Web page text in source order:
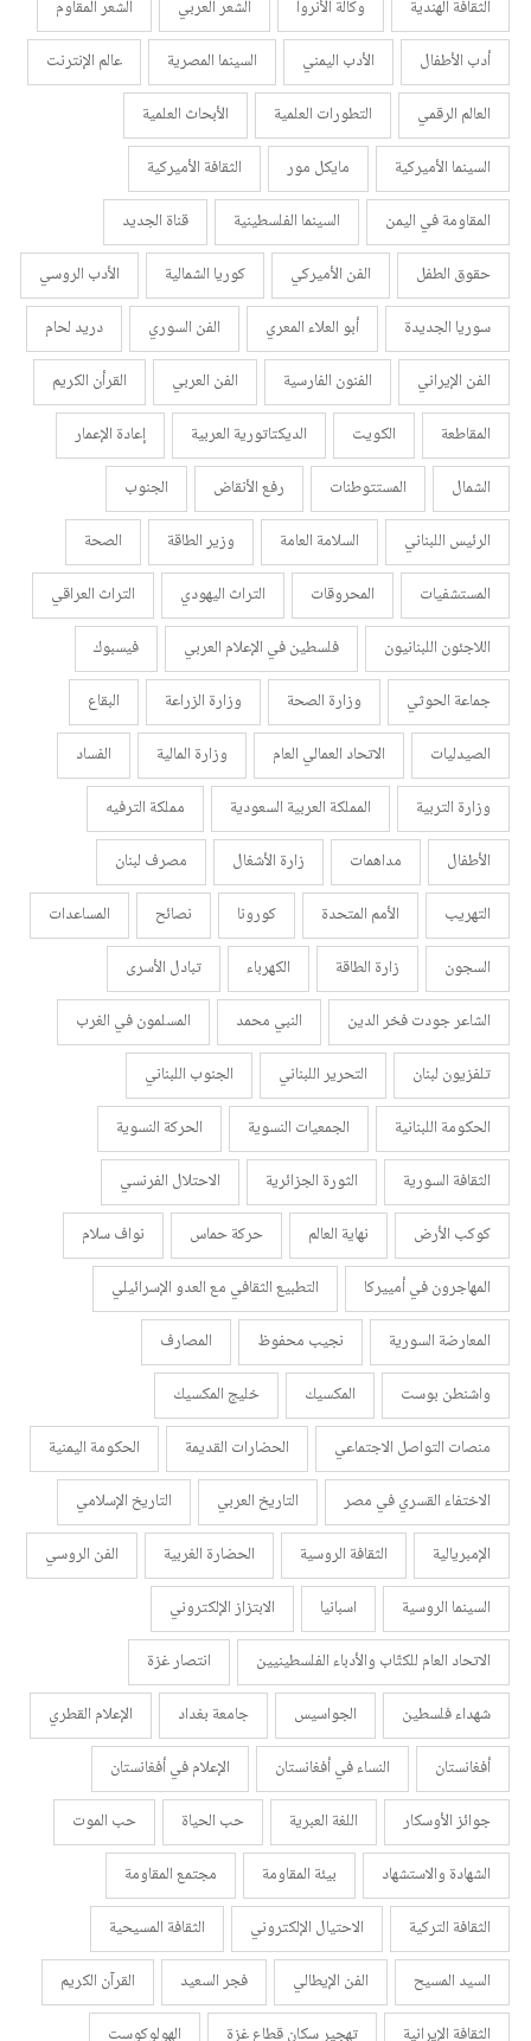
الثقافة الهندية وكالة الأنروا الشعر العربي
الشعر المقاوم
أدب الأطفال
الأدب اليمني السينما المصرية
عالم الإنترنت
العالم الرقمي
التطورات العلمية
الأبحاث العلمية
السينما الأميركية
مايكل مور
الثقافة الأميركية
المقاومة في اليمن
السينما الفلسطينية
قناة الجديد
حقوق الطفل
الفن الأميركي كوريا الشمالية
الأدب الروسي
سوريا الجديدة
أبو العلاء المعري الفن السوري
دريد لحام
الفن الإيراني
الفنون الفارسية الفن العربي
القرأن الكريم
المقاطعة
الكويت الديكتاتورية العربية
إعادة الإعمار
الشمال
المستتوطنات رفع الأنقاض
الجنوب
الرئيس اللبناني
السلامة العامة وزير الطاقة
الصحة
المستشفيات
المحروقات التراث اليهودي
التراث العراقي
اللاجئون اللبنانيون
فلسطين في الإعلام العربي
فيسبوك
جماعة الحوثي
وزارة الصحة وزارة الزراعة
البقاع
الصيدليات
الاتحاد العمالي العام وزارة المالية
الفساد
وزارة التربية
المملكة العربية السعودية
مملكة الترفيه
الأطفال
مداهمات زارة الأشغال
مصرف لبنان
التهريب
الأمم المتحدة كورونا نصائح
المساعدات
السجون
زارة الطاقة الكهرباء
تبادل الأسرى
الشاعر جودت فخر الدين
النبي محمد
المسلمون في الغرب
تلفزيون لبنان
التحرير اللبناني
الجنوب اللبناني
الحكومة اللبنانية
الجمعيات النسوية
الحركة النسوية
الثقافة السورية
الثورة الجزائرية
الاحتلال الفرنسي
كوكب الأرض
نهاية العالم حركة حماس
نواف سلام
المهاجرون في أمييركا
التطبيع الثقافي مع العدو الإسرائيلي
المعارضة السورية
نجيب محفوظ
المصارف
واشنطن بوست
المكسيك
خليج المكسيك
منصات التواصل الاجتماعي
الحضارات القديمة
الحكومة اليمنية
الاختفاء القسري في مصر
التاريخ العربي
التاريخ الإسلامي
الإمبريالية
الثقافة الروسية الحضارة الغربية
الفن الروسي
السينما الروسية
اسبانيا
الابتزاز الإلكتروني
الاتحاد العام للكتّاب والأدباء الفلسطينيين
انتصار غزة
شهداء فلسطين
الجواسيس جامعة بغداد
الإعلام القطري
أفغانستان
النساء في أفغانستان
الإعلام في أفغانستان
جوائز الأوسكار
اللغة العبرية حب الحياة
حب الموت
الشهادة والاستشهاد
بيئة المقاومة
مجتمع المقاومة
الثقافة التركية
الاحتيال الإلكتروني
الثقافة المسيحية
السيد المسيح
الفن الإيطالي فجر السعيد
القرآن الكريم
الثقافة الإيرانية
تهجير سكان قطاع غزة
الهولوكوست